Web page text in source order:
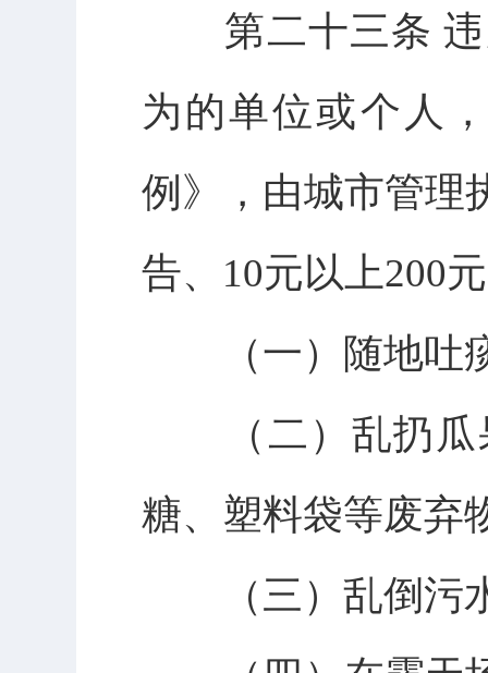
第二十三条 违
为的单位或个人
例》，由城市管理
告、10元以上200
（一）随地吐
（二）乱扔瓜
糖、塑料袋等废弃
（三）乱倒污水